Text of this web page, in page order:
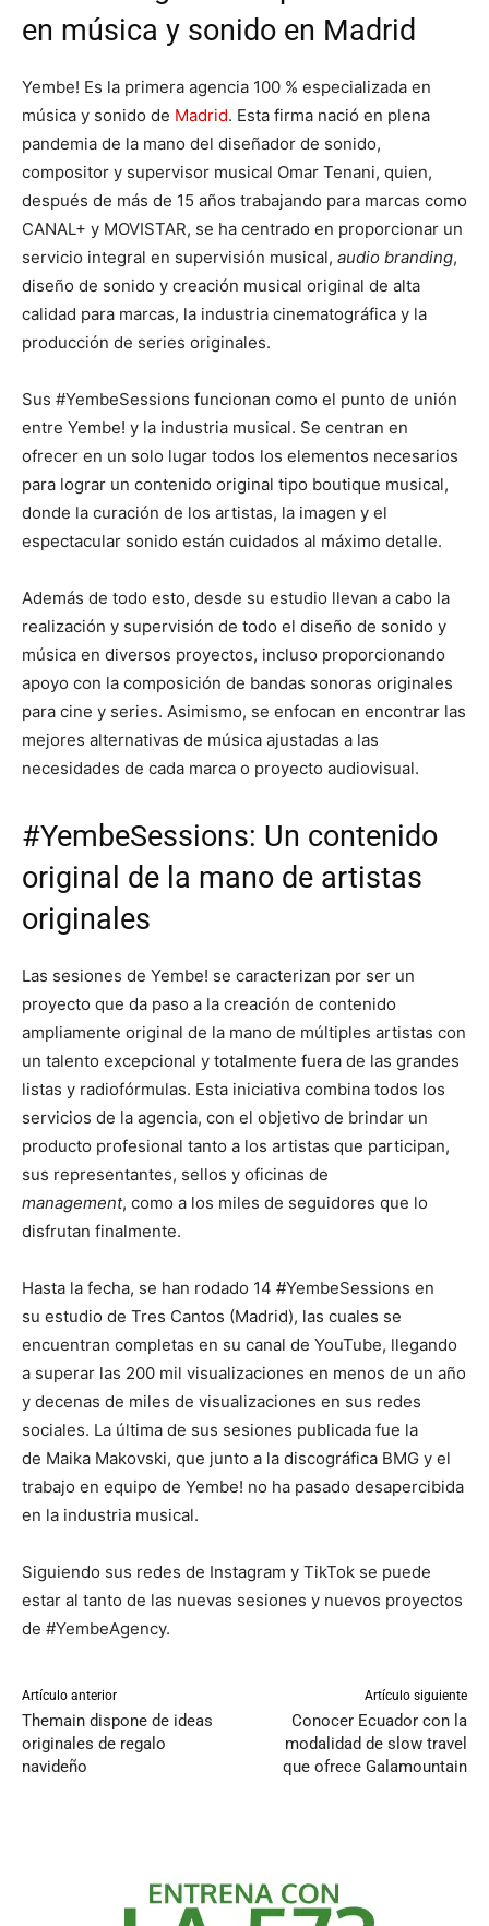
en música y sonido en Madrid
Yembe! Es la primera agencia 100 % especializada en
música y sonido de Madrid. Esta firma nació en plena
pandemia de la mano del diseñador de sonido,
compositor y supervisor musical Omar Tenani, quien,
después de más de 15 años trabajando para marcas como
CANAL+ y MOVISTAR, se ha centrado en proporcionar un
servicio integral en supervisión musical, audio branding,
diseño de sonido y creación musical original de alta
calidad para marcas, la industria cinematográfica y la
producción de series originales.
Sus #YembeSessions funcionan como el punto de unión
entre Yembe! y la industria musical. Se centran en
ofrecer en un solo lugar todos los elementos necesarios
para lograr un contenido original tipo boutique musical,
donde la curación de los artistas, la imagen y el
espectacular sonido están cuidados al máximo detalle.
Además de todo esto, desde su estudio llevan a cabo la
realización y supervisión de todo el diseño de sonido y
música en diversos proyectos, incluso proporcionando
apoyo con la composición de bandas sonoras originales
para cine y series. Asimismo, se enfocan en encontrar las
mejores alternativas de música ajustadas a las
necesidades de cada marca o proyecto audiovisual.
#YembeSessions: Un contenido
original de la mano de artistas
originales
Las sesiones de Yembe! se caracterizan por ser un
proyecto que da paso a la creación de contenido
ampliamente original de la mano de múltiples artistas con
un talento excepcional y totalmente fuera de las grandes
listas y radiofórmulas. Esta iniciativa combina todos los
servicios de la agencia, con el objetivo de brindar un
producto profesional tanto a los artistas que participan,
sus representantes, sellos y oficinas de
management, como a los miles de seguidores que lo
disfrutan finalmente.
Hasta la fecha, se han rodado 14 #YembeSessions en
su estudio de Tres Cantos (Madrid), las cuales se
encuentran completas en su canal de YouTube, llegando
a superar las 200 mil visualizaciones en menos de un año
y decenas de miles de visualizaciones en sus redes
sociales. La última de sus sesiones publicada fue la
de Maika Makovski, que junto a la discográfica BMG y el
trabajo en equipo de Yembe! no ha pasado desapercibida
en la industria musical.
Siguiendo sus redes de Instagram y TikTok se puede
estar al tanto de las nuevas sesiones y nuevos proyectos
de #YembeAgency.
Artículo anterior
Themain dispone de ideas
originales de regalo
navideño
Artículo siguiente
Conocer Ecuador con la
modalidad de slow travel
que ofrece Galamountain